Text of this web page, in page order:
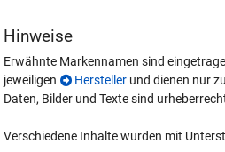
Hinweise
Erwähnte Markennamen sind
jeweiligen
Hersteller und dienen nur
Daten, Bilder und Texte sind
Verschiedene Inhalte wurden mit